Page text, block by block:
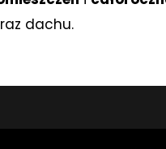
dachu.